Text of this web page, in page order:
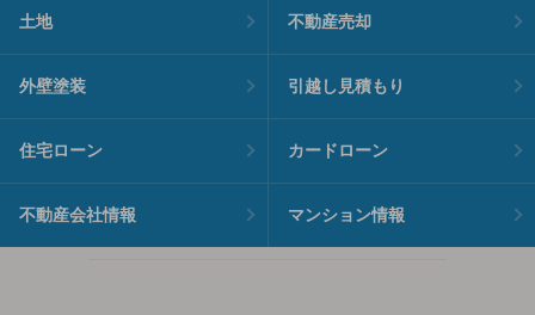
土地 不動産売却
外壁塗装 引越し見積もり
住宅ローン カードローン
不動産会社情報 マンション情報